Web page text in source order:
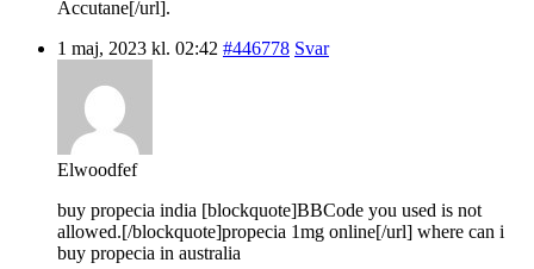
Accutane[/url].
1 maj, 2023 kl. 02:42 #446778 Svar
Elwoodfef
buy propecia india [blockquote]BBCode you used is not
allowed.[/blockquote]propecia 1mg online[/url] where can i
buy propecia in australia